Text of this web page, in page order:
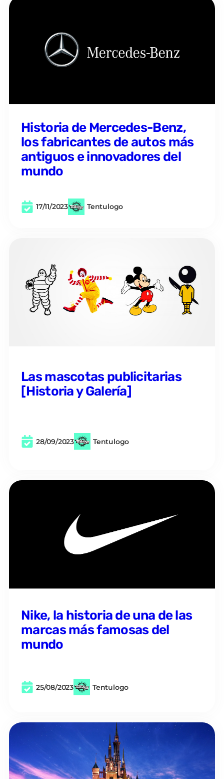
Historia de Mercedes-Benz,
los fabricantes de autos más
antiguos e innovadores del
mundo
17/11/2023 Tentulogo
Las mascotas publicitarias
[Historia y Galería]
28/09/2023 Tentulogo
Nike, la historia de una de las
marcas más famosas del
mundo
25/08/2023 Tentulogo